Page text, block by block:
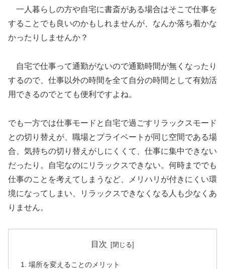
一人暮らしの方や自宅に書斎がある場合はそこで仕事を
することでも良いのかもしれませんが、なんか落ち着かな
かったりしませんか？
自宅で仕事って通勤がないので通勤時間が無くなったり
するので、仕事以外の時間を全て自分の時間として有効活
用できるのでとても便利ですよね。
でも一方では仕事モードと自宅で過ごすリラックスモード
との切り替えが、職場とプライベートが同じ空間である場
合、気持ちの切り替えがしにくくて、仕事に集中できない
だったり。自宅なのにリラックスできない。何時まででも
仕事のことを考えてしまうなど、メリハリが付きにくい環
境になってしまい、リラックスできなくなる人も少なくあ
りません。
目次
場所を変えることのメリット